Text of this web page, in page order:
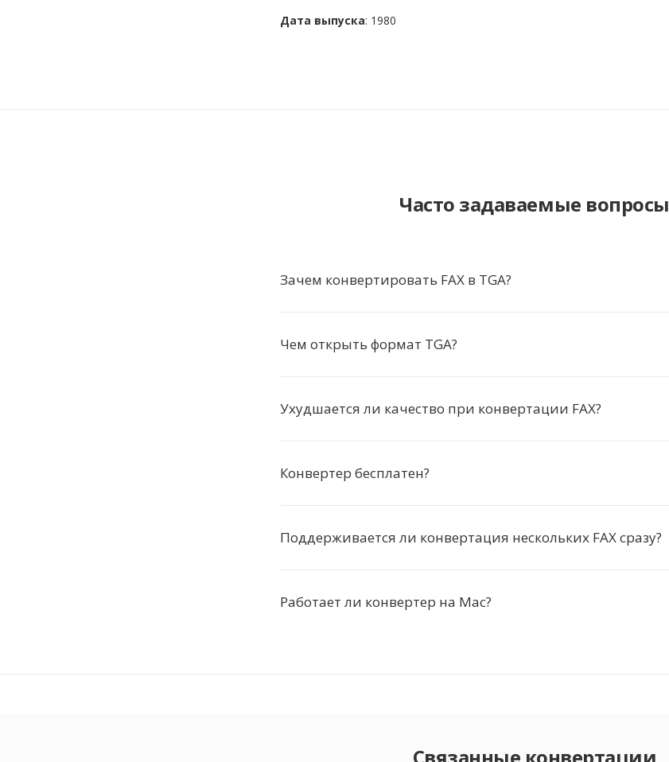
Дата выпуска: 1980
Часто задаваемые вопросы
Зачем конвертировать FAX в TGA?
Чем открыть формат TGA?
Ухудшается ли качество при конвертации FAX?
Конвертер бесплатен?
Поддерживается ли конвертация нескольких FAX сразу?
Работает ли конвертер на Mac?